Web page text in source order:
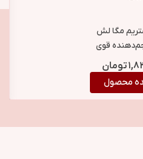
مگا لش
قوی
و بلندکننده مژه Yorn
Extreme
تومان
محصول